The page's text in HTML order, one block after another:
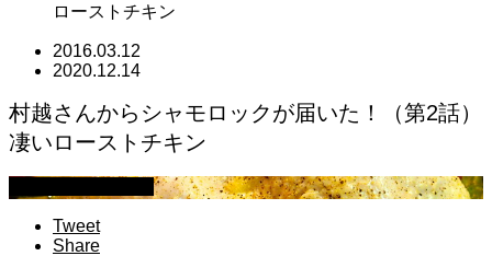
ローストチキン
2016.03.12
2020.12.14
村越さんからシャモロックが届いた！（第2話）
凄いローストチキン
Tweet
Share